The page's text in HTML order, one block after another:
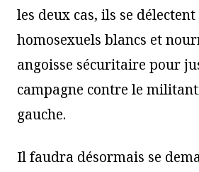
les deux cas, ils se
homosexuels blancs et
angoisse sécuritaire pour
campagne contre le
gauche.
Il faudra désormais se